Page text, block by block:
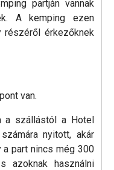
partján vannak
A kemping ezen
részéről érkezőknek
van.
a szállástól a Hotel
nyitott, akár
part nincs még 300
azoknak használni